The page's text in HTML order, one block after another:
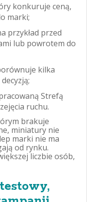
konkuruje ceną,
marki;
przykład przed
lub powrotem do
kilka
Strefą
ruchu.
brakuje
miniatury nie
marki nie ma
od rynku.
liczbie osób,